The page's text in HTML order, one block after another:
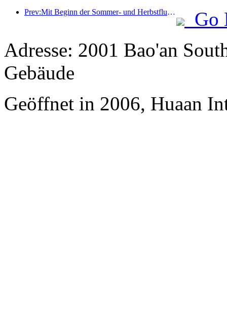
Prev:Mit Beginn der Sommer- und Herbstflugsaison wurden 41 neue Ziele zu den drei Flughäfen auf der Insel Hainan hinzugefügt.
Go
Adresse: 2001 Bao'an
Gebäude
Geöffnet in 2006, Huaan